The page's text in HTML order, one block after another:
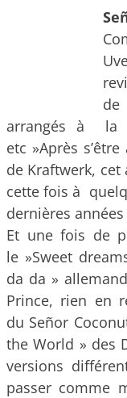
de
arrangés à la
etc »Après
de Kraftwerk, cet
cette fois à
dernières
Et une fois de
le »Sweet
da da »
Prince, rien en
du Señor
the World » des
versions
passer comme